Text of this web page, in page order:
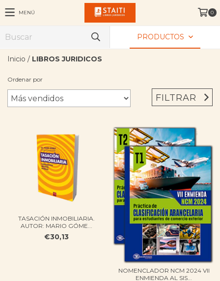
MENÚ 0
PRODUCTOS
Inicio / LIBROS JURIDICOS
Ordenar por
FILTRAR
TASACIÓN INMOBILIARIA.
AUTOR: MARIO GÓME...
€30,13
NOMENCLADOR NCM 2024 VII
ENMIENDA AL SIS...